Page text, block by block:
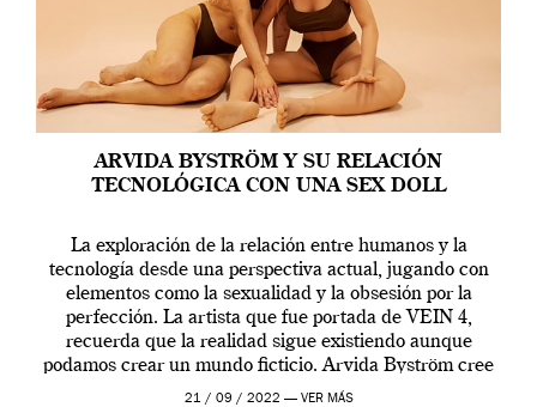
ARVIDA BYSTRÖM Y SU RELACIÓN
TECNOLÓGICA CON UNA SEX DOLL
La exploración de la relación entre humanos y la
tecnología desde una perspectiva actual, jugando con
elementos como la sexualidad y la obsesión por la
perfección. La artista que fue portada de VEIN 4,
recuerda que la realidad sigue existiendo aunque
podamos crear un mundo ficticio. Arvida Byström cree
que los humanos tienen un complejo […]
21 / 09 / 2022 — VER MÁS